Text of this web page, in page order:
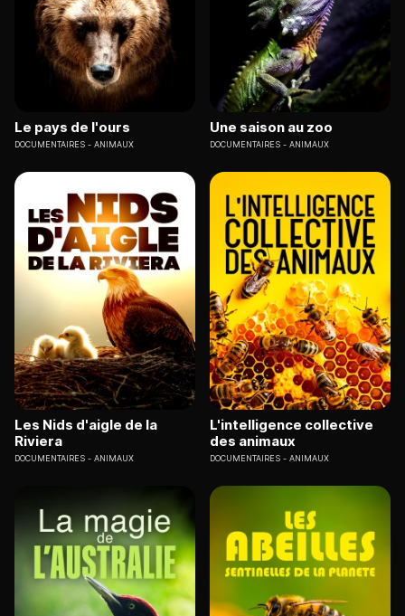
Le pays de l'ours
DOCUMENTAIRES ANIMAUX
Une saison au zoo
DOCUMENTAIRES ANIMAUX
Les Nids d'aigle de la
Riviera
DOCUMENTAIRES ANIMAUX
L'intelligence collective
des animaux
DOCUMENTAIRES ANIMAUX